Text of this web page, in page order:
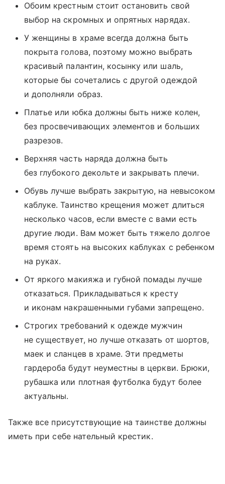
Обоим крестным стоит остановить свой
выбор на скромных и опрятных нарядах.
У женщины в храме всегда должна быть
покрыта голова, поэтому можно выбрать
красивый палантин, косынку или шаль,
которые бы сочетались с другой одеждой
и дополняли образ.
Платье или юбка должны быть ниже колен,
без просвечивающих элементов и больших
разрезов.
Верхняя часть наряда должна быть
без глубокого декольте и закрывать плечи.
Обувь лучше выбрать закрытую, на невысоком
каблуке. Таинство крещения может длиться
несколько часов, если вместе с вами есть
другие люди. Вам может быть тяжело долгое
время стоять на высоких каблуках с ребенком
на руках.
От яркого макияжа и губной помады лучше
отказаться. Прикладываться к кресту
и иконам накрашенными губами запрещено.
Строгих требований к одежде мужчин
не существует, но лучше отказать от шортов,
маек и сланцев в храме. Эти предметы
гардероба будут неуместны в церкви. Брюки,
рубашка или плотная футболка будут более
актуальны.
Также все присутствующие на таинстве должны
иметь при себе нательный крестик.